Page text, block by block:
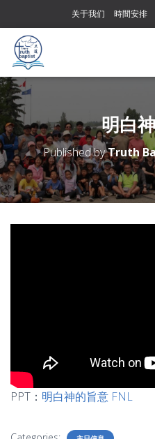
关于我们 時間安排
明白
Published byTruth
PPT： 明白神的旨意 FNL